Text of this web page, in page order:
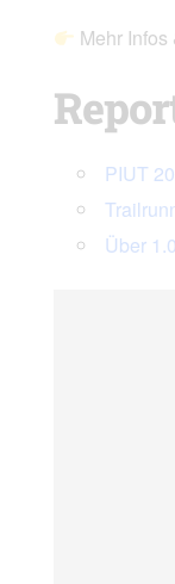
Mehr
PIUT
Über